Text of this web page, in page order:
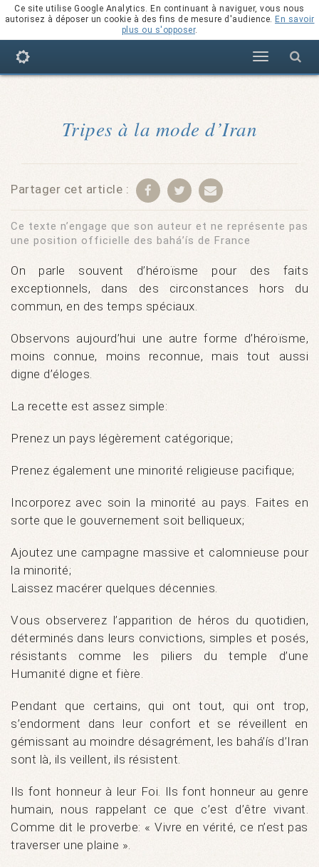
Ce site utilise Google Analytics. En continuant à naviguer, vous nous
autorisez à déposer un cookie à des fins de mesure d'audience. En savoir
plus ou s'opposer.
Navigation
Tripes à la mode d’Iran
Partager cet article :
Ce texte n’engage que son auteur et ne représente pas
une position officielle des bahá’ís de France
On parle souvent d’héroïsme pour des faits
exceptionnels, dans des circonstances hors du
commun, en des temps spéciaux.
Observons aujourd’hui une autre forme d’héroïsme,
moins connue, moins reconnue, mais tout aussi
digne d’éloges.
La recette est assez simple:
Prenez un pays légèrement catégorique;
Prenez également une minorité religieuse pacifique;
Incorporez avec soin la minorité au pays. Faites en
sorte que le gouvernement soit belliqueux;
Ajoutez une campagne massive et calomnieuse pour
la minorité;
Laissez macérer quelques décennies.
Vous observerez l’apparition de héros du quotidien,
déterminés dans leurs convictions, simples et posés,
résistants comme les piliers du temple d’une
Humanité digne et fière.
Pendant que certains, qui ont tout, qui ont trop,
s’endorment dans leur confort et se réveillent en
gémissant au moindre désagrément, les bahá’ís d’Iran
sont là, ils veillent, ils résistent.
Ils font honneur à leur Foi. Ils font honneur au genre
humain, nous rappelant ce que c’est d’être vivant.
Comme dit le proverbe: « Vivre en vérité, ce n’est pas
traverser une plaine ».